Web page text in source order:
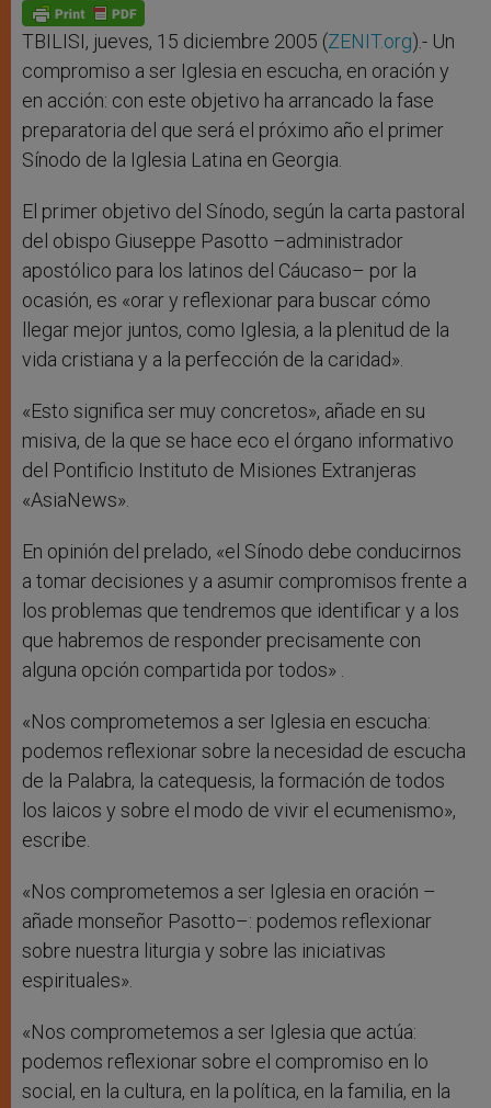
p
p
g
e
r
o
k
TBILISI, jueves, 15 diciembre 2005 (ZENIT.org).- Un
compromiso a ser Iglesia en escucha, en oración y
en acción: con este objetivo ha arrancado la fase
preparatoria del que será el próximo año el primer
Sínodo de la Iglesia Latina en Georgia.
El primer objetivo del Sínodo, según la carta pastoral
del obispo Giuseppe Pasotto –administrador
apostólico para los latinos del Cáucaso– por la
ocasión, es «orar y reflexionar para buscar cómo
llegar mejor juntos, como Iglesia, a la plenitud de la
vida cristiana y a la perfección de la caridad».
«Esto significa ser muy concretos», añade en su
misiva, de la que se hace eco el órgano informativo
del Pontificio Instituto de Misiones Extranjeras
«AsiaNews».
En opinión del prelado, «el Sínodo debe conducirnos
a tomar decisiones y a asumir compromisos frente a
los problemas que tendremos que identificar y a los
que habremos de responder precisamente con
alguna opción compartida por todos» .
«Nos comprometemos a ser Iglesia en escucha:
podemos reflexionar sobre la necesidad de escucha
de la Palabra, la catequesis, la formación de todos
los laicos y sobre el modo de vivir el ecumenismo»,
escribe.
«Nos comprometemos a ser Iglesia en oración –
añade monseñor Pasotto–: podemos reflexionar
sobre nuestra liturgia y sobre las iniciativas
espirituales».
«Nos comprometemos a ser Iglesia que actúa:
podemos reflexionar sobre el compromiso en lo
social, en la cultura, en la política, en la familia, en la